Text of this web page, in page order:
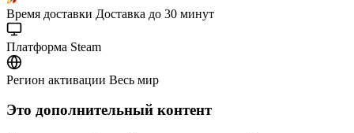
Время доставки Доставка до 30 минут
Платформа Steam
Регион активации Весь мир
Это дополнительный контент